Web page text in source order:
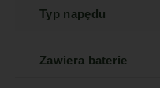
Typ napędu
Zawiera baterie